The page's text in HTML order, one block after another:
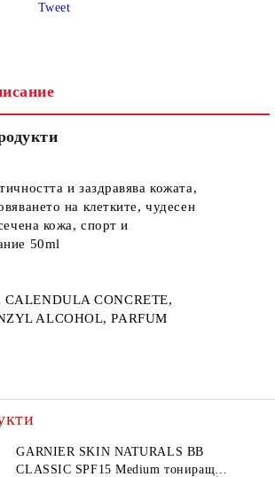
с вас в рамките на работния ден.
Tweet
и заздравява кожата,
на клетките, чудесен
кожа, спорт и
50ml
CALENDULA CONCRETE,
ALCOHOL, PARFUM
GARNIER SKIN NATURALS BB
CLASSIC SPF15 Medium тониращ